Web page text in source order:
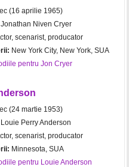
(16 aprilie 1965)
Jonathan Niven Cryer
scenarist, producator
New York City, New York, SUA
pentru Jon Cryer
(24 martie 1953)
Louie Perry Anderson
scenarist, producator
Minnesota, SUA
pentru Louie Anderson